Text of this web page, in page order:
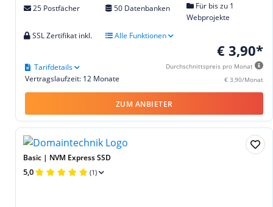
25 Postfächer 50 Datenbanken
Für bis zu 1
Webprojekte
SSL Zertifikat inkl.
Alle Funktionen
€ 3,90*
Durchschnittspreis pro Monat
€ 3,90/Monat
Vertragslaufzeit: 12 Monate
Tarifdetails
ZUM ANBIETER
Basic | NVM Express SSD
5,0 (1)